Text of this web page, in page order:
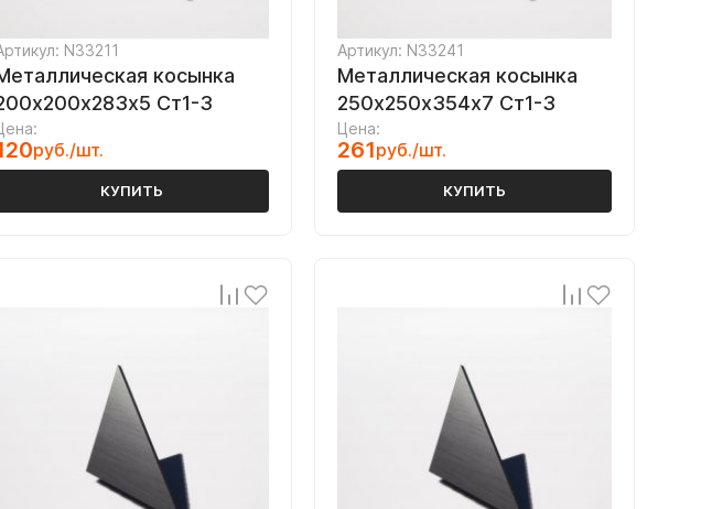
N33211
косынка
Ст1-3
руб./шт.
КУПИТЬ
Артикул: N33241
Металлическая косынка
250х250х354х7 Ст1-3
Цена:
261руб./шт.
КУПИТЬ